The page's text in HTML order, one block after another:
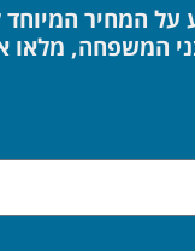
על המחיר המיוחד
המשפחה, מלאו